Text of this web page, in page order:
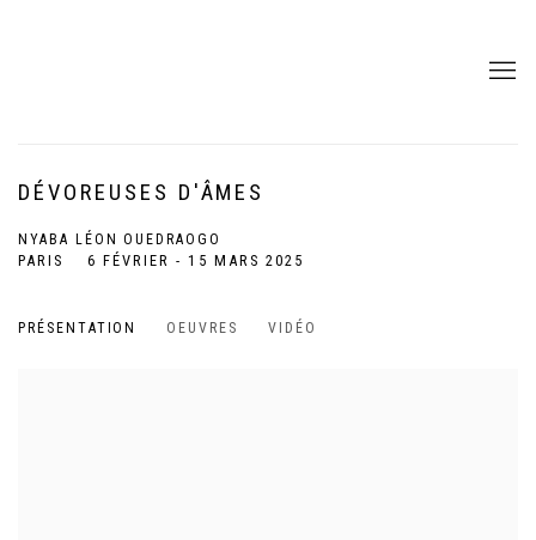
DÉVOREUSES D'ÂMES
NYABA LÉON OUEDRAOGO
6 FÉVRIER - 15 MARS 2025
PARIS
PRÉSENTATION OEUVRES VIDÉO